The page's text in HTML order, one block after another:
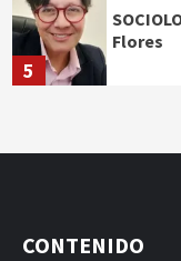
5
Flores
CONTENIDO